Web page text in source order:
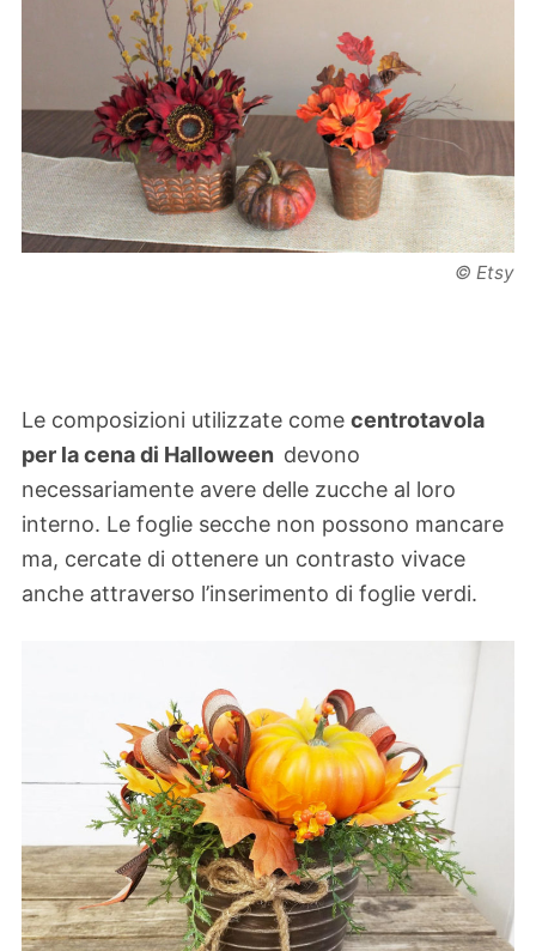
© Etsy
Le composizioni utilizzate come centrotavola
per la cena di Halloween devono
necessariamente avere delle zucche al loro
interno. Le foglie secche non possono mancare
ma, cercate di ottenere un contrasto vivace
anche attraverso l’inserimento di foglie verdi.